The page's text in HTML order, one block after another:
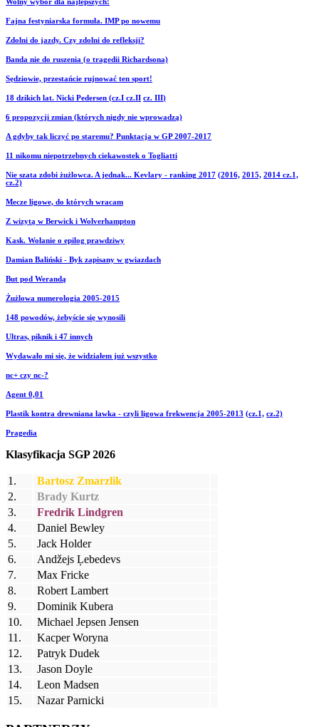
Fajna festyniarska formuła. IMP po nowemu
Zdolni do jazdy. Czy zdolni do refleksji?
Banda nie do ruszenia (o tragedii Richardsona)
Sędziowie, przestańcie rujnować ten sport!
18 dzikich lat. Nicki Pedersen (cz.I cz.II cz. III)
6 propozycji zmian (których nigdy nie wprowadzą)
A gdyby tak liczyć po staremu? Punktacja w GP 2007-2017
11 nikomu niepotrzebnych ciekawostek o Togliatti
Nie szata zdobi żużlowca. A jednak... Kevlary - ranking 2017 (2016, 2015, 2014 cz.1,
cz.2)
Mecze ligowe, do których wracam
Z wizytą w Berwick i Wolverhampton
Kask. Wołanie o epilog prawdziwy
Damian Baliński - Byk zapisany w gwiazdach
But pod Werandą
Żużlowa numerologia 2005-2015
148 powodów, żebyście się wynosili
Ultras, piknik i 47 innych
Wydawało mi się, że widziałem już wszystko
nc+ czy nc-?
Agent 0,01
Plastik kontra drewniana ławka - czyli ligowa frekwencja 2005-2013 (cz.1, cz.2)
Pragedia
Klasyfikacja SGP 2026
1.
Bartosz Zmarzlik
2.
Brady Kurtz
3.
Fredrik Lindgren
4.
Daniel Bewley
5.
Jack Holder
6.
Andžejs Ļebedevs
7.
Max Fricke
8.
Robert Lambert
9.
Dominik Kubera
10.
Michael Jepsen Jensen
11.
Kacper Woryna
12.
Patryk Dudek
13.
Jason Doyle
14.
Leon Madsen
15.
Nazar Parnicki